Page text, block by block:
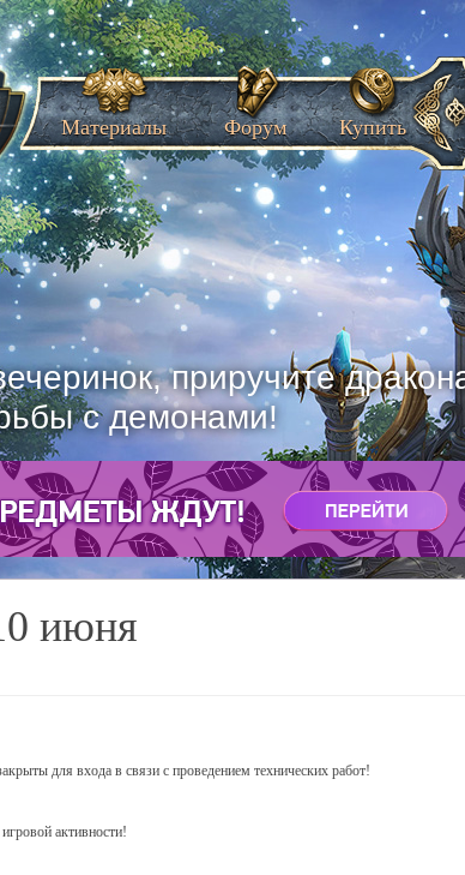
приручите
с демонами!
Материалы Форум Купить
июня
для входа в связи с проведением технических работ!
активности!